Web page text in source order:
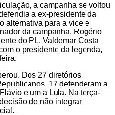
a campanha se voltou
a ex-presidente da
alternativa para a vice e
da campanha, Rogério
do PL, Valdemar Costa
o presidente da legenda,
Dos 27 diretórios
17 defenderam a
e um a Lula. Na terça-
de não integrar